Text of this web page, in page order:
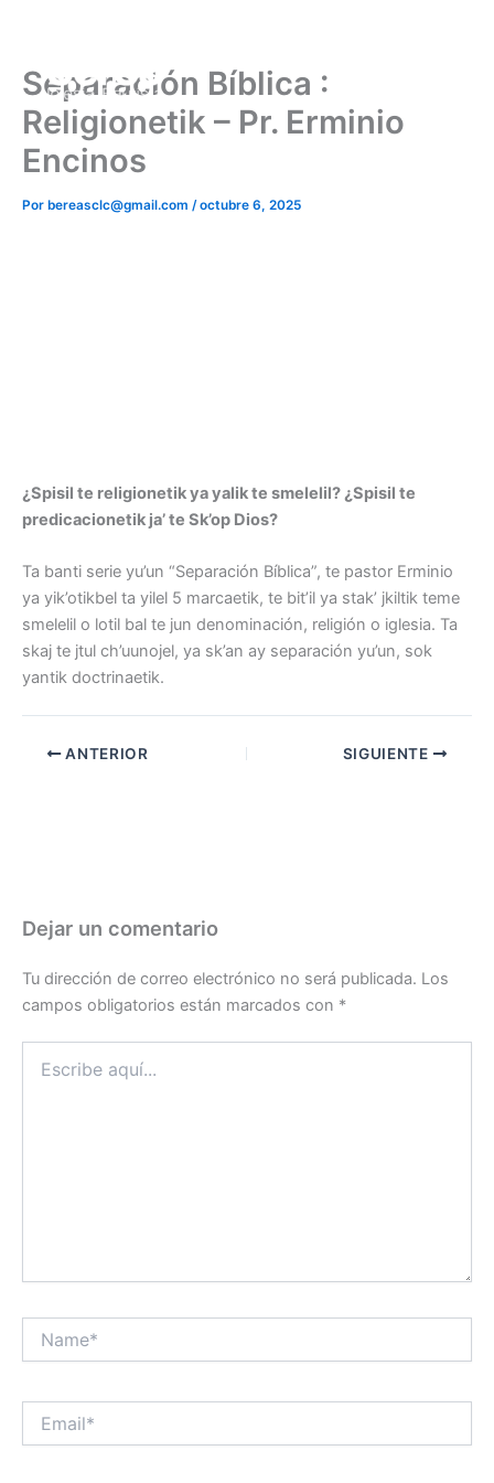
Separación Bíblica :
Religionetik – Pr. Erminio
Encinos
Por bereasclc@gmail.com /octubre 6, 2025
¿Spisil te religionetik ya yalik te smelelil? ¿Spisil te
predicacionetik ja’ te Sk’op Dios?
Ta banti serie yu’un “Separación Bíblica”, te pastor Erminio
ya yik’otikbel ta yilel 5 marcaetik, te bit’il ya stak’ jkiltik teme
smelelil o lotil bal te jun denominación, religión o iglesia. Ta
skaj te jtul ch’uunojel, ya sk’an ay separación yu’un, sok
yantik doctrinaetik.
ANTERIOR SIGUIENTE
Dejar un comentario
Tu dirección de correo electrónico no será publicada. Los
campos obligatorios están marcados con *
aquí...